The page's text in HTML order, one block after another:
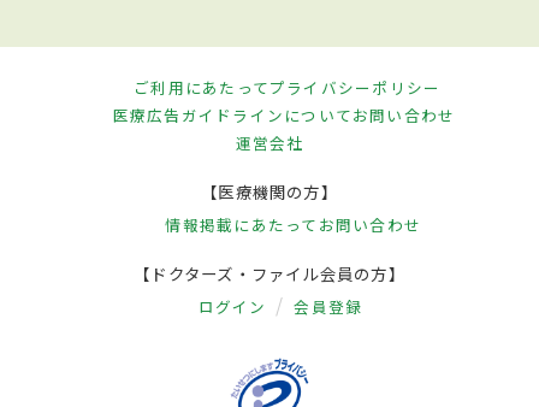
ご利用にあたってプライバシーポリシー
医療広告ガイドラインについてお問い合わせ
運営会社
【医療機関の方】
情報掲載にあたって お問い合わせ
【ドクターズ・ファイル会員の方】
ログイン 会員登録